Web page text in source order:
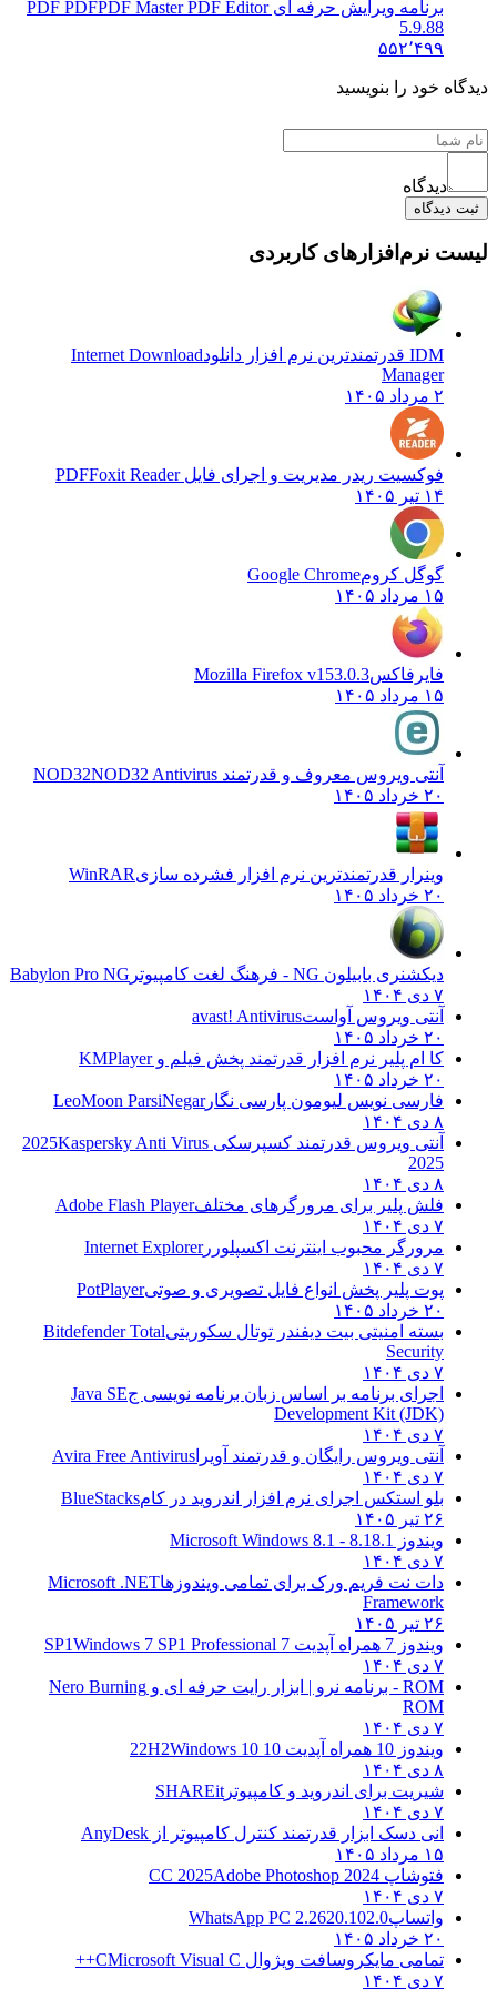
برنامه ویرایش حرفه ای PDF PDFPDF Master PDF Editor
5.9.88
۵۵۲٬۴۹۹
خود را بنویسید
دیدگاه
نرم‌افزارهای کاربردی
Internet Download
Manager
فوکسیت ریدر مدیریت و اجرای فایل PDF Foxit Reader
گوگل کروم Google Chrome
فایرفاکسMozilla Firefox v153.0.3
آنتی ویروس معروف و قدرتمند NOD32 NOD32 Antivirus
وینرار قدرتمندترین نرم افزار فشرده سازیWinRAR
دیکشنری بابیلون NG - فرهنگ لغت کامپیوتر
Babylon Pro NG
آنتی ویروس آواستavast! Antivirus
کا ام پلیر نرم افزار قدرتمند پخش فیلم وKMPlayer
فارسی نویس لیومون پارسی نگار LeoMoon ParsiNegar
آنتی ویروس قدرتمند کسپرسکی 2025Kaspersky Anti Virus
فلش پلیر برای مرورگرهای مختلفAdobe Flash Player
مرورگر محبوب اینترنت اکسپلوررInternet Explorer
پوت پلیر پخش انواع فایل تصویری و صوتیPotPlayer
بسته امنیتی بیت دیفندر توتال سکوریتیBitdefender Total
Security
اجرای برنامه بر اساس زبان برنامه نویسی جJava SE
Development Kit (JDK)
آنتی ویروس رایگان و قدرتمند آویراAvira Free Antivirus
بلو استکس اجرای نرم افزار اندروید در کامBlueStacks
ویندوز 8.18.1 - Microsoft Windows 8.1
دات نت فریم ورک برای تمامی ویندوزهاMicrosoft .NET
Framework
ویندوز 7 همراه آپدیت 7 SP1
Windows 7 SP1 Professional
ROM - برنامه نرو | ابزار رایت حرفه ای و
Nero Burning
ROM
ویندوز 10 همراه آپدیت 10 22H2
Windows 10
شیریت برای اندروید و کامپیوترSHAREit
انی دسک ابزار قدرتمند کنترل کامپیوتر ازAnyDesk
فتوشاپ CC 2025Adobe Photoshop 2024
واتساپWhatsApp PC 2.2620.102.0
تمامی مایکروسافت ویژوال CMicrosoft Visual C++